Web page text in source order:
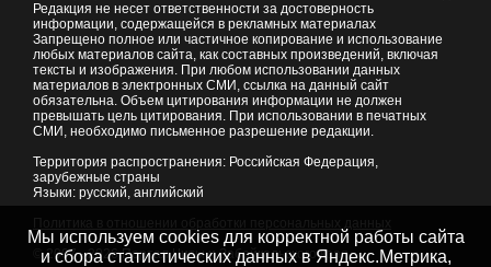
Редакция не несет ответственности за достоверность
информации, содержащейся в рекламных материалах
Запрещено полное или частичное копирование и использование
любых материалов сайта, как составных произведений, включая
тексты и изображения. При любом использовании данных
материалов в электронных СМИ, ссылка на данный сайт
обязательна. Объем цитирования информации не должен
превышать цель цитирования. При использовании в печатных
СМИ, необходимо письменное разрешение редакции.
Территория распространения: Российская Федерация,
зарубежные страны
Языки: русский, английский
© 2007 - 2026Портал Читы и Забайкальского края
Мы используем cookies для корректной работы сайта
и сбора статистических данных в Яндекс.Метрика,